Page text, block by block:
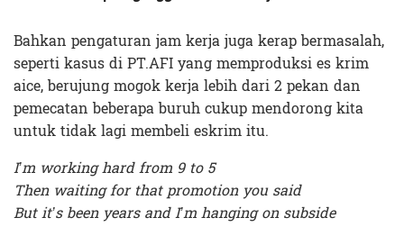
Bahkan pengaturan jam kerja juga kerap bermasalah,
seperti kasus di PT.AFI yang memproduksi es krim
aice, berujung mogok kerja lebih dari 2 pekan dan
pemecatan beberapa buruh cukup mendorong kita
untuk tidak lagi membeli eskrim itu.
I’m working hard from 9 to 5
Then waiting for that promotion you said
But it’s been years and I’m hanging on subside